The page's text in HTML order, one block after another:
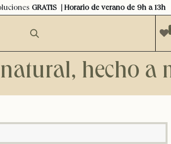
GRATIS | Horario de verano de 9h a 13h
hecho a